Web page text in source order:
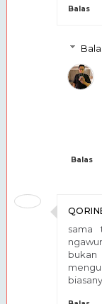
Balas
Balas
sama